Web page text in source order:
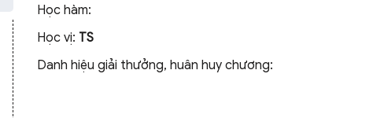
Học hàm:
Học vị: TS
Danh hiệu giải thưởng, huân huy chương: